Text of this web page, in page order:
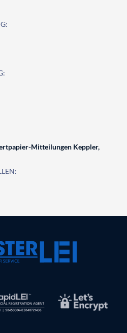
Mitteilungen Keppler,